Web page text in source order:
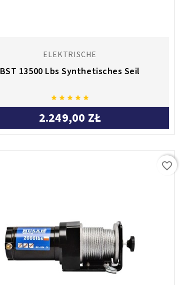
ELEKTRISCHE
BST 13500 Lbs Synthetisches Seil
    
2.249,00 ZŁ
favorite_border